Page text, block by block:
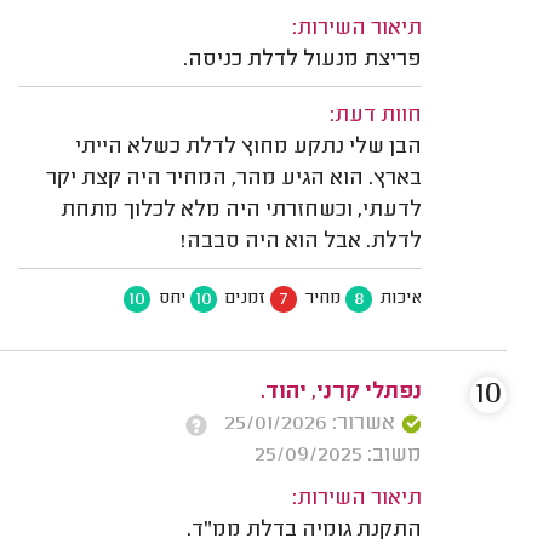
תיאור השירות:
פריצת מנעול לדלת כניסה.
חוות דעת:
הבן שלי נתקע מחוץ לדלת כשלא הייתי
בארץ. הוא הגיע מהר, המחיר היה קצת יקר
לדעתי, וכשחזרתי היה מלא לכלוך מתחת
לדלת. אבל הוא היה סבבה!
איכות 8 מחיר 7 זמנים 10 יחס 10
נפתלי קרני, יהוד.
אשרור: 25/01/2026
משוב: 25/09/2025
תיאור השירות:
התקנת גומיה בדלת ממ"ד.
10